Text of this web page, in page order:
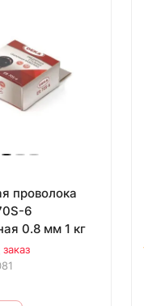
проволока
6
0.8 мм 1 кг